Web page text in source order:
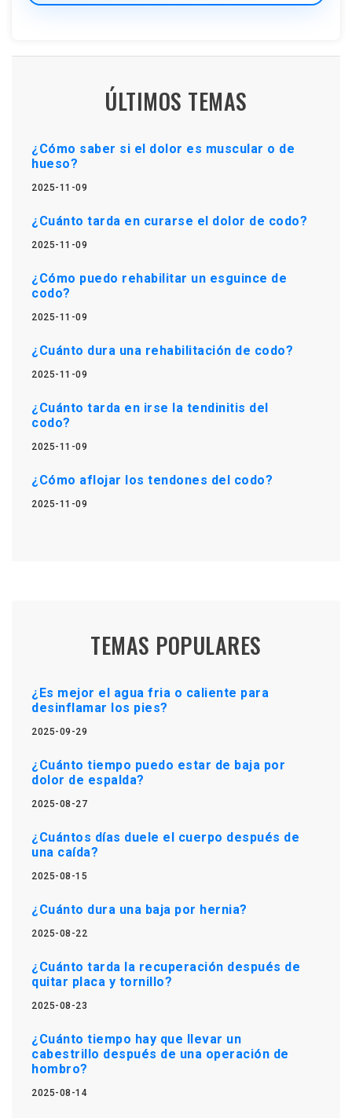
ÚLTIMOS TEMAS
¿Cómo saber si el dolor es muscular o de
hueso?
2025-11-09
¿Cuánto tarda en curarse el dolor de codo?
2025-11-09
¿Cómo puedo rehabilitar un esguince de
codo?
2025-11-09
¿Cuánto dura una rehabilitación de codo?
2025-11-09
¿Cuánto tarda en irse la tendinitis del
codo?
2025-11-09
¿Cómo aflojar los tendones del codo?
2025-11-09
TEMAS POPULARES
¿Es mejor el agua fria o caliente para
desinflamar los pies?
2025-09-29
¿Cuánto tiempo puedo estar de baja por
dolor de espalda?
2025-08-27
¿Cuántos días duele el cuerpo después de
una caída?
2025-08-15
¿Cuánto dura una baja por hernia?
2025-08-22
¿Cuánto tarda la recuperación después de
quitar placa y tornillo?
2025-08-23
¿Cuánto tiempo hay que llevar un
cabestrillo después de una operación de
hombro?
2025-08-14